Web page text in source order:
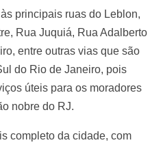
principais ruas do Leblon,
Rua Juquiá, Rua Adalberto
entre outras vias que são
do Rio de Janeiro, pois
úteis para os moradores
nobre do RJ.
completo da cidade, com